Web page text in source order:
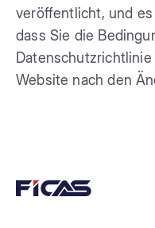
veröffentlicht, und
dass Sie die
Website nach den